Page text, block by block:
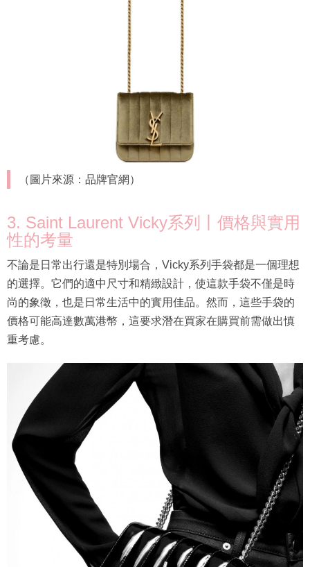
（圖片來源：品牌官網）
3. Saint Laurent Vicky系列丨價格與實用
性的考量
不論是日常出行還是特別場合，Vicky系列手袋都是一個理想
的選擇。它們的適中尺寸和精緻設計，使這款手袋不僅是時
尚的象徵，也是日常生活中的實用佳品。然而，這些手袋的
價格可能高達數萬港幣，這要求潛在買家在購買前需做出慎
重考慮。